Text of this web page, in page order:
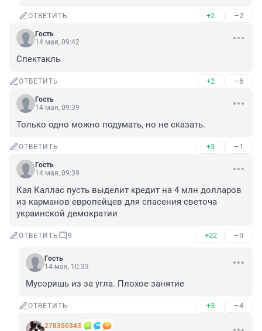
ОТВЕТИТЬ +2 –2
Гость
14 мая, 09:42
Спектакль
ОТВЕТИТЬ +2 –6
Гость
14 мая, 09:39
Только одно можно подумать, но не сказать.
ОТВЕТИТЬ +3 –1
Гость
14 мая, 09:39
Кая Каллас пусть выделит кредит на 4 млн долларов
из карманов европейцев для спасения светоча
украинской демократии
ОТВЕТИТЬ 9 +22 –9
Гость
14 мая, 10:33
Мусоришь из за угла. Плохое занятие
ОТВЕТИТЬ +3 –4
278350343